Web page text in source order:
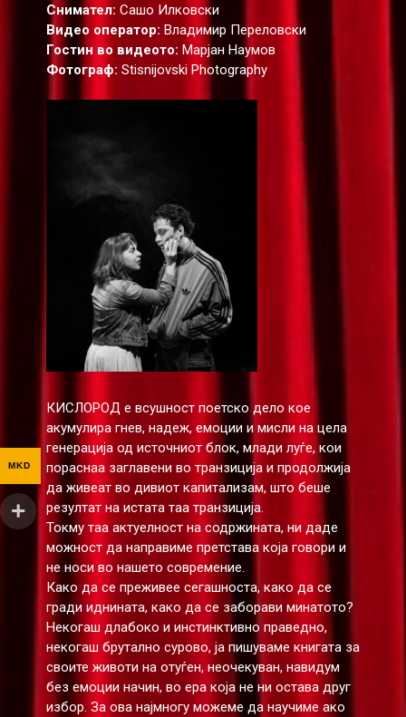
Снимател: Сашо Илковски
Видео оператор: Владимир Переловски
Гостин во видеото: Марјан Наумов
Фотограф: Stisnijovski Photography
КИСЛОРОД е всушност поетско дело кое
акумулира гнев, надеж, емоции и мисли на цела
генерација од источниот блок, млади луѓе, кои
пораснаа заглавени во транзиција и продолжија
да живеат во дивиот капитализам, што беше
резултат на истата таа транзиција.
Токму таа актуелност на содржината, ни даде
можност да направиме претстава која говори и
не носи во нашето современие.
Како да се преживее сегашноста, како да се
гради иднината, како да се заборави минатото?
Некогаш длабоко и инстинктивно праведно,
некогаш брутално сурово, ја пишуваме книгата за
своите животи на отуѓен, неочекуван, навидум
без емоции начин, во ера која не ни остава друг
избор. За ова најмногу можеме да научиме ако
MKD